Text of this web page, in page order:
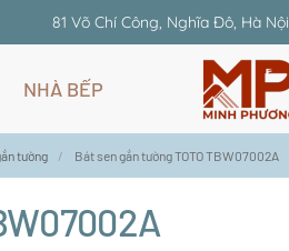
81 Võ Chí Công, Nghĩa Đô, Hà Nội
NHÀ BẾP
tường Bát sen gắn tường TOTO TBW07002A